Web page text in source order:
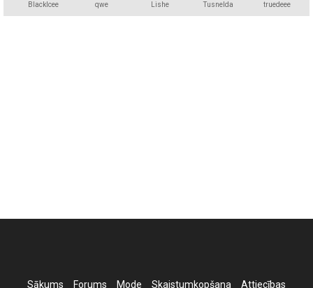
BlackIcee qwe Lishe Tusnelda truedeee
Sākums Forums Mode Skaistumkopšana Attiecības